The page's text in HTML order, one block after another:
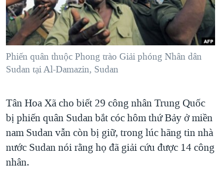
"Tìm"NGƯỜI VIỆT HẢI NGOẠI
ĐỜI SỐNG
KINH TẾ
KHOA HỌC
VĂN HOÁ
THỂ THAO
GIÁO DỤC
TẠI
HÀNH TRÌNH BẦU CỬ 2024
MỘT NĂM CHIẾN TRANH TẠI DẢI GAZA
GIẢI MÃ VÀNH ĐAI & CON ĐƯỜNG
NGÀY TỊ NẠN THẾ GIỚI
GROUND ZERO – XƯA VÀ NAY
CHI PHÍ CHIẾN TRANH AFGHANISTAN
CÁC GIÁ TRỊ CỘNG HÒA Ở VIỆT NAM
THƯỢNG ĐỈNH TRUMP-KIM TẠI VIỆT NAM
VIDEO
NGHE
MẠNG XÃ HỘI
Ngôn ngữ khác
Phiến quân thuộc Phong trào Giải phóng Nhân dân
Sudan tại Al-Damazin, Sudan
Tân Hoa Xã cho biết 29 công nhân Trung Quốc
bị phiến quân Sudan bắt cóc hôm thứ Bảy ở miền
nam Sudan vẫn còn bị giữ, trong lúc hãng tin nhà
nước Sudan nói rằng họ đã giải cứu được 14 công
nhân.